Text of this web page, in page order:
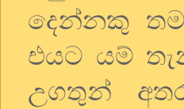
දෙන්නකු
එයට යම්
උගතුන්